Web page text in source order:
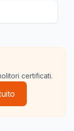
Faro Posteriore Dx
certificati.